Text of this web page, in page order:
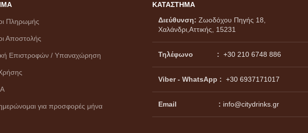
Πληρωμής
Αποστολής
Επιστροφών / Υπαναχώρηση
για προσφορές μήνα
ΚΑΤΑΣΤΗΜΑ
Διεύθυνση: Ζωοδόχου Πηγής 18,
Χαλάνδρι,Αττικής, 15231
Τηλέφωνο : +30 210 6748 886
Viber - WhatsApp : +30 6937171017
Email : info@citydrinks.gr